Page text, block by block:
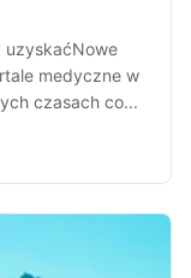
uzyskaćNowe
medyczne w
czasach co...